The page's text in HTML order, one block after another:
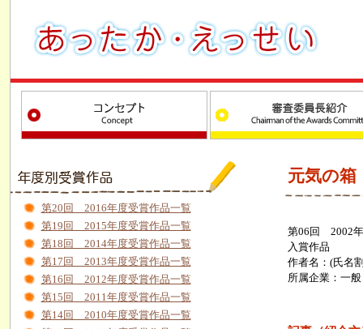
第20回 2016年度受賞作品一覧
第19回 2015年度受賞作品一覧
第18回 2014年度受賞作品一覧
第17回 2013年度受賞作品一覧
第16回 2012年度受賞作品一覧
第15回 2011年度受賞作品一覧
第14回 2010年度受賞作品一覧
元気の箱
第06回 2002
入賞作品
作者名：(氏名
所属企業：一般